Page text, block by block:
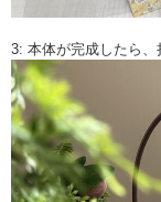
3: 本体が完成したら、